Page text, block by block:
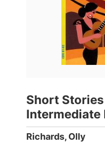
Short
Intermediate
Richards, Olly